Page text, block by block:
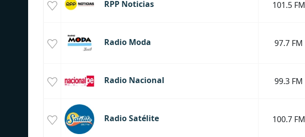
RPP Noticias 101.5 FM
Radio Moda 97.7 FM
Radio Nacional 99.3 FM
Radio Satélite 100.7 FM